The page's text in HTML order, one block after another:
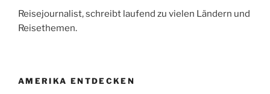
Reisejournalist, schreibt laufend zu vielen Ländern und
Reisethemen.
AMERIKA ENTDECKEN